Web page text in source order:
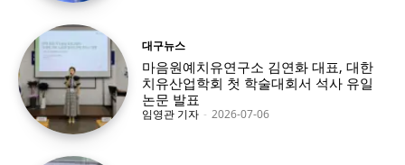
대구뉴스
마음원예치유연구소 김연화 대표, 대한
치유산업학회 첫 학술대회서 석사 유일
논문 발표
임영관 기자 - 2026-07-06